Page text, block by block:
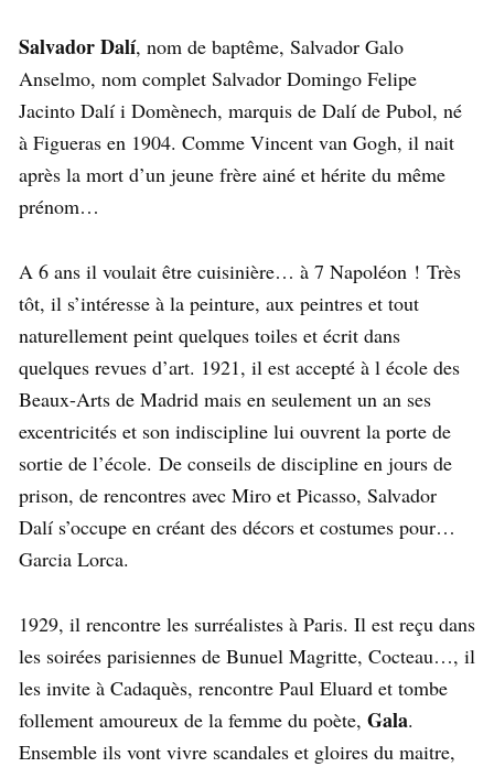
Salvador Dalí, nom de baptême, Salvador Galo
Anselmo, nom complet Salvador Domingo Felipe
Jacinto Dalí i Domènech, marquis de Dalí de Pubol, né
à Figueras en 1904. Comme Vincent van Gogh, il nait
après la mort d’un jeune frère ainé et hérite du même
prénom…
A 6 ans il voulait être cuisinière… à 7 Napoléon ! Très
tôt, il s’intéresse à la peinture, aux peintres et tout
naturellement peint quelques toiles et écrit dans
quelques revues d’art. 1921, il est accepté à l école des
Beaux-Arts de Madrid mais en seulement un an ses
excentricités et son indiscipline lui ouvrent la porte de
sortie de l’école. De conseils de discipline en jours de
prison, de rencontres avec Miro et Picasso, Salvador
Dalí s’occupe en créant des décors et costumes pour…
Garcia Lorca.
1929, il rencontre les surréalistes à Paris. Il est reçu dans
les soirées parisiennes de Bunuel Magritte, Cocteau…, il
les invite à Cadaquès, rencontre Paul Eluard et tombe
follement amoureux de la femme du poète, Gala.
Ensemble ils vont vivre scandales et gloires du maitre,